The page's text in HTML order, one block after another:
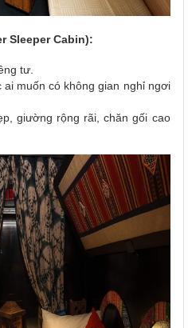
Sleeper Cabin):
tư.
muốn có không gian nghỉ ngơi
giường rộng rãi, chăn gối cao